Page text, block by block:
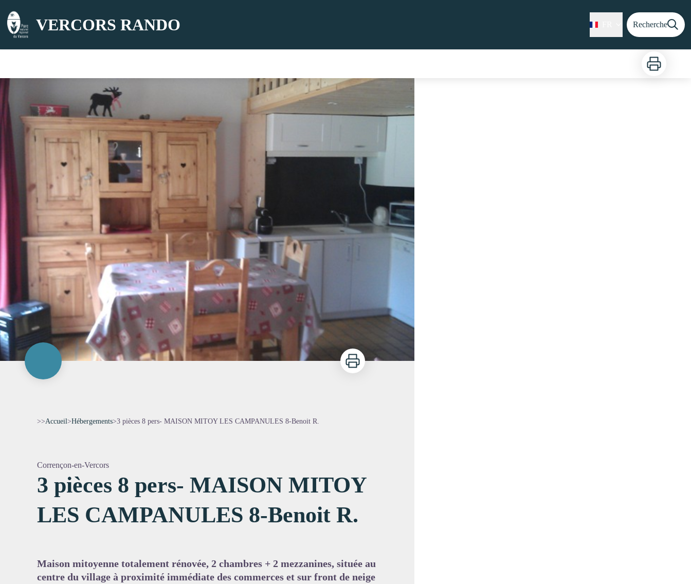
VERCORS RANDO Recherche
Imprimer
Voir l'image en plein écran
Imprimer
>>Accueil>Hébergements>3 pièces 8 pers- MAISON MITOY LES CAMPANULES 8-Benoit R.
Corrençon-en-Vercors
3 pièces 8 pers- MAISON MITOY
LES CAMPANULES 8-Benoit R.
Maison mitoyenne totalement rénovée, 2 chambres + 2 mezzanines, située au
centre du village à proximité immédiate des commerces et sur front de neige